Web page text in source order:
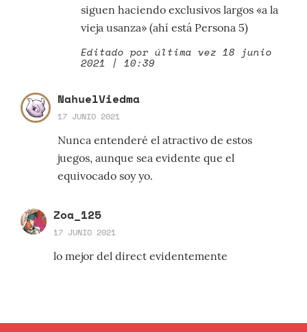
siguen haciendo exclusivos largos «a la
vieja usanza» (ahí está Persona 5)
Editado por última vez 18 junio
2021 | 10:39
NahuelViedma
17 JUNIO 2021
Nunca entenderé el atractivo de estos
juegos, aunque sea evidente que el
equivocado soy yo.
Zoa_125
17 JUNIO 2021
lo mejor del direct evidentemente